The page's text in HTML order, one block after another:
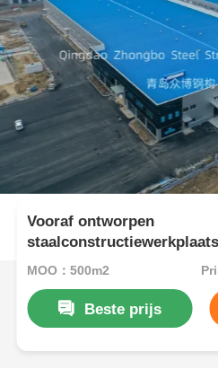
Vooraf ontworpen
duurzame en aanpasbare
MOQ：500m2
Beste prijs